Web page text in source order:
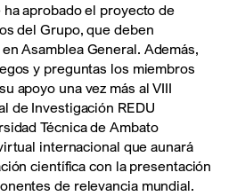
aprobado el proyecto de
del Grupo, que deben
Asamblea General. Además,
y preguntas los miembros
apoyo una vez más al VIII
de Investigación REDU
Técnica de Ambato
internacional que aunará
científica con la presentación
de relevancia mundial.